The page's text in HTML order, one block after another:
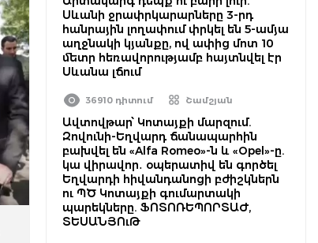
Սևանի ջրափրկարարները 3-րդ
հանրային լողափում փրկել են 5-ամյա
աղջնակի կյանքը, ով ափից մոտ 10
մետր հեռավորությամբ հայտնվել էր
Սևանա լճում
36910 դիտում Շամշյան
Ավտովթար՝ Կոտայքի մարզում.
Զովունի-Եղվարդ ճանապարհին
բախվել են «Alfa Romeo»-ն և «Opel»-ը.
կա վիրավոր․ օպերատիվ են գործել
Եղվարդի հիվանդանոցի բժիշկներն
ու ՊԾ Կոտայքի գումարտակի
պարեկները. ՖՈՏՈՌԵՊՈՐՏԱԺ,
ՏԵՍԱՆՅՈւԹ